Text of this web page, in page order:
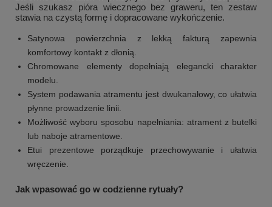
Jeśli szukasz pióra wiecznego bez graweru, ten zestaw
stawia na czystą formę i dopracowane wykończenie.
Satynowa powierzchnia z lekką fakturą zapewnia
komfortowy kontakt z dłonią.
Chromowane elementy dopełniają elegancki charakter
modelu.
System podawania atramentu jest dwukanałowy, co ułatwia
płynne prowadzenie linii.
Możliwość wyboru sposobu napełniania: atrament z butelki
lub naboje atramentowe.
Etui prezentowe porządkuje przechowywanie i ułatwia
wręczenie.
Jak wpasować go w codzienne rytuały?